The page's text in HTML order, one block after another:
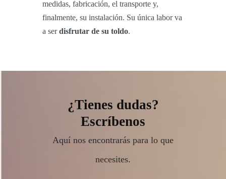
medidas, fabricación, el transporte y,
finalmente, su instalación. Su única labor va
a serdisfrutar de su toldo.
¿Tienes dudas?
Escríbenos
Aquí nos encontrarás para lo que
necesites.